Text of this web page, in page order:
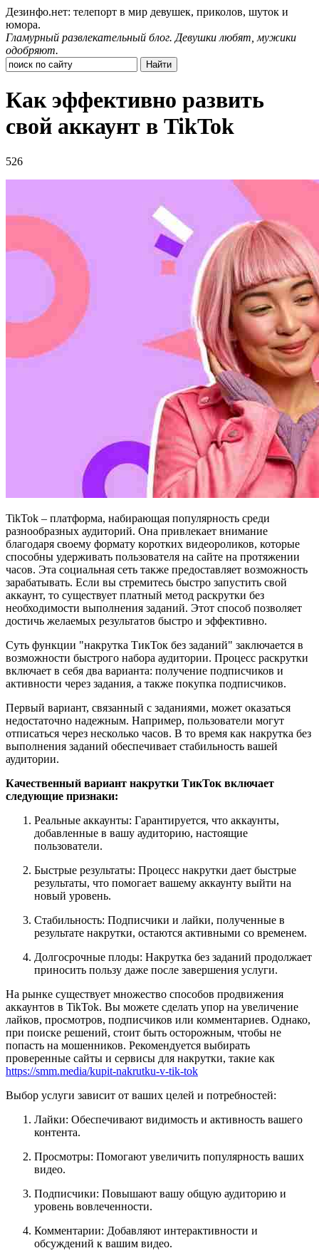
Дезинфо.нет: телепорт в мир девушек, приколов, шуток и
юмора.
Гламурный развлекательный блог. Девушки любят, мужики
одобряют.
Как эффективно развить
свой аккаунт в TikTok
526
TikTok – платформа, набирающая популярность среди
разнообразных аудиторий. Она привлекает внимание
благодаря своему формату коротких видеороликов, которые
способны удерживать пользователя на сайте на протяжении
часов. Эта социальная сеть также предоставляет возможность
зарабатывать. Если вы стремитесь быстро запустить свой
аккаунт, то существует платный метод раскрутки без
необходимости выполнения заданий. Этот способ позволяет
достичь желаемых результатов быстро и эффективно.
Суть функции "накрутка ТикТок без заданий" заключается в
возможности быстрого набора аудитории. Процесс раскрутки
включает в себя два варианта: получение подписчиков и
активности через задания, а также покупка подписчиков.
Первый вариант, связанный с заданиями, может оказаться
недостаточно надежным. Например, пользователи могут
отписаться через несколько часов. В то время как накрутка без
выполнения заданий обеспечивает стабильность вашей
аудитории.
Качественный вариант накрутки ТикТок включает
следующие признаки:
Реальные аккаунты: Гарантируется, что аккаунты,
добавленные в вашу аудиторию, настоящие
пользователи.
Быстрые результаты: Процесс накрутки дает быстрые
результаты, что помогает вашему аккаунту выйти на
новый уровень.
Стабильность: Подписчики и лайки, полученные в
результате накрутки, остаются активными со временем.
Долгосрочные плоды: Накрутка без заданий продолжает
приносить пользу даже после завершения услуги.
На рынке существует множество способов продвижения
аккаунтов в TikTok. Вы можете сделать упор на увеличение
лайков, просмотров, подписчиков или комментариев. Однако,
при поиске решений, стоит быть осторожным, чтобы не
попасть на мошенников. Рекомендуется выбирать
проверенные сайты и сервисы для накрутки, такие как
https://smm.media/kupit-nakrutku-v-tik-tok
Выбор услуги зависит от ваших целей и потребностей:
Лайки: Обеспечивают видимость и активность вашего
контента.
Просмотры: Помогают увеличить популярность ваших
видео.
Подписчики: Повышают вашу общую аудиторию и
уровень вовлеченности.
Комментарии: Добавляют интерактивности и
обсуждений к вашим видео.